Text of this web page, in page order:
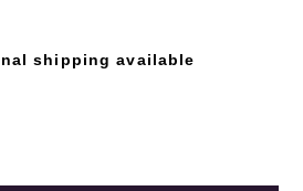
shipping available